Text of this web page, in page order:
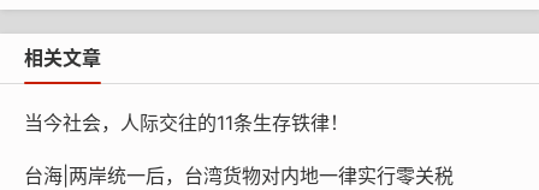
时间，最后还得泡汤冷藏一晚，建议睡前处理，这样第二
日早晨起床捞出来切片切条，啧啧，保准散发的香味能惹
得全家起床集合吃起来。
相关文章
当今社会，人际交往的11条生存铁律！
台海|两岸统一后，台湾货物对内地一律实行零关税